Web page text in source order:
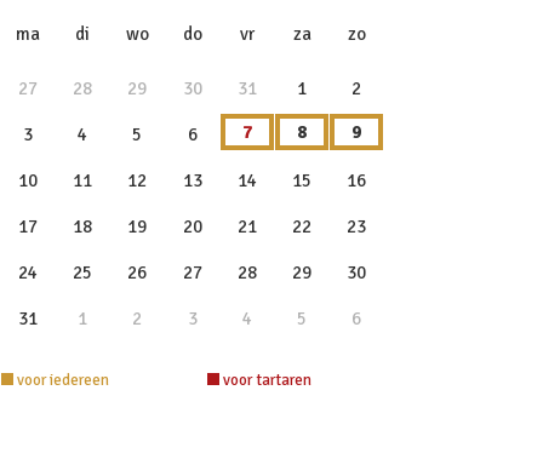
ma di wo do vr za zo
27 28 29 30 31 1 2
3 4 5 6 7 8 9
10 11 12 13 14 15 16
17 18 19 20 21 22 23
24 25 26 27 28 29 30
31 1 2 3 4 5 6
voor iedereen voor tartaren